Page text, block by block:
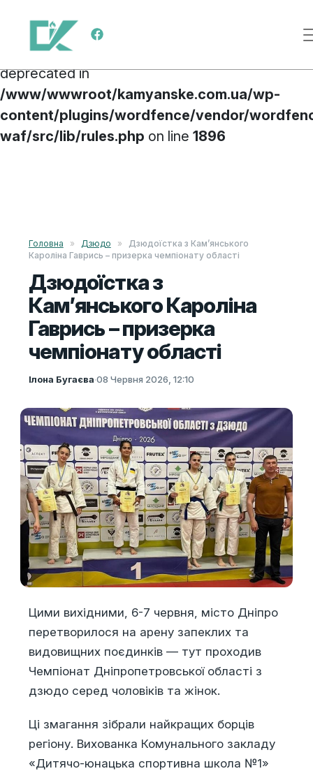
Deprecated
: preg_replace(): Passing null to
parameter #3 ($subject) of type array|string is
deprecated in
/www/wwwroot/kamyanske.com.ua/wp-
content/plugins/wordfence/vendor/
waf/src/lib/rules.php on line 1896
Main Navigation
Головна » Дзюдо »
Дзюдоїстка з Кам’янського
Кароліна Гаврись – призерка чемпіонату області
Дзюдоїстка з
Кам’янського Кароліна
Гаврись – призерка
чемпіонату області
Ілона Бугаєва·08 Червня 2026, 12:10
Цими вихідними, 6-7 червня, місто Дніпро
перетворилося на арену запеклих та
видовищних поєдинків — тут проходив
Чемпіонат Дніпропетровської області з
дзюдо серед чоловіків та жінок.
Ці змагання зібрали найкращих борців
регіону. Вихованка Комунального закладу
«Дитячо-юнацька спортивна школа №1»